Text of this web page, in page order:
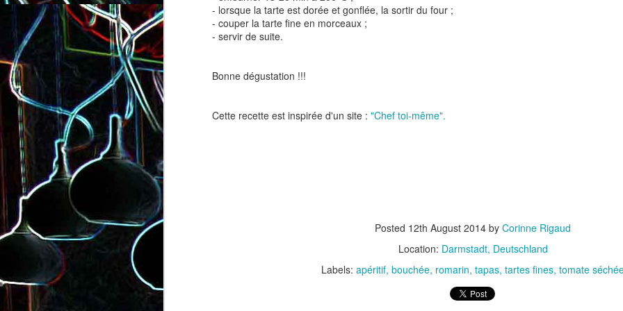
- lorsque la tarte est dorée et gonflée, la sortir du four ;
- couper la tarte fine en morceaux ;
- servir de suite.
Bonne dégustation !!!
Cette recette est inspirée d'un site : "Chef toi-même".
Posted 12th August 2014 by Corinne Rigaud
Location: Darmstadt, Deutschland
Labels: apéritif bouchée romarin tapas tartes fines tomate
Salade de lentilles au céleri
branche et à la carotte
Salade de radis, à l’orange et